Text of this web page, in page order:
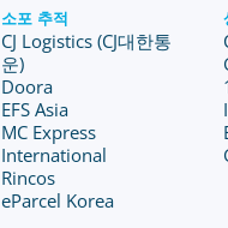
소포 추적
CJ Logistics (CJ대한통
운)
Doora
EFS Asia
MC Express
International
Rincos
eParcel Korea